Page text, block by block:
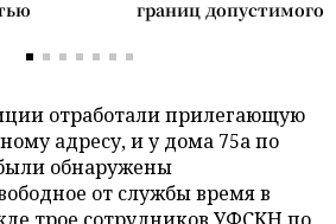
границ допустимого
отработали прилегающую
адресу, и у дома 75а по
обнаружены
от службы время в